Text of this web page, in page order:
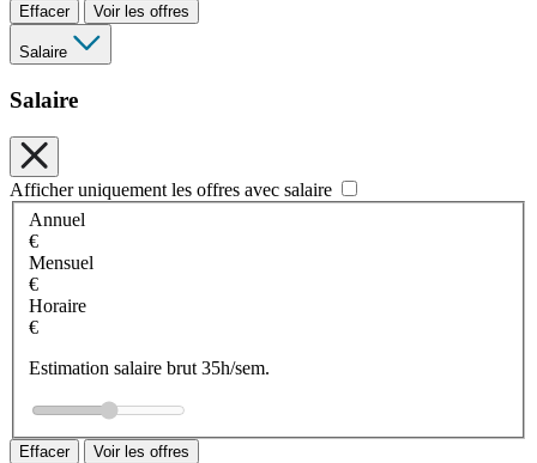
Effacer Voir les offres
Salaire
Salaire
Afficher uniquement les offres avec salaire
Annuel
€
Mensuel
€
Horaire
€
Estimation salaire brut 35h/sem.
Effacer Voir les offres